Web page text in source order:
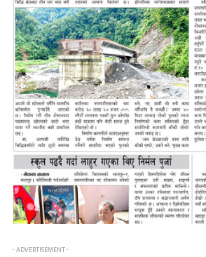
- ADVERTISEMENT -